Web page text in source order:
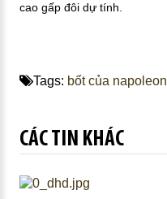
cao gấp đôi dự tính.
Tags: bốt của napoleon
CÁC TIN KHÁC